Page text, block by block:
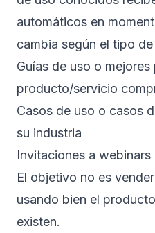
automáticos en
cambia según el tipo
Guías de uso o
producto/servicio
Casos de uso o casos
su industria
Invitaciones a
El objetivo no es
usando bien el
existen.